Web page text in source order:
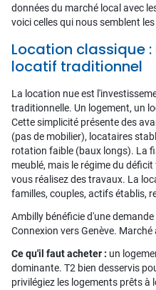
données du marché local avec
voici celles qui nous semblent
Location classique
locatif traditionnel
La location nue est
traditionnelle. Un logement, un
Cette simplicité présente des
(pas de mobilier), locataires
rotation faible (baux longs). La
meublé, mais le régime du
vous réalisez des travaux. La
familles, couples, actifs établis,
Ambilly bénéficie d'une
Connexion vers Genève. Marché
Ce qu'il faut acheter : un
dominante. T2 bien desservis
privilégiez les logements prêts à